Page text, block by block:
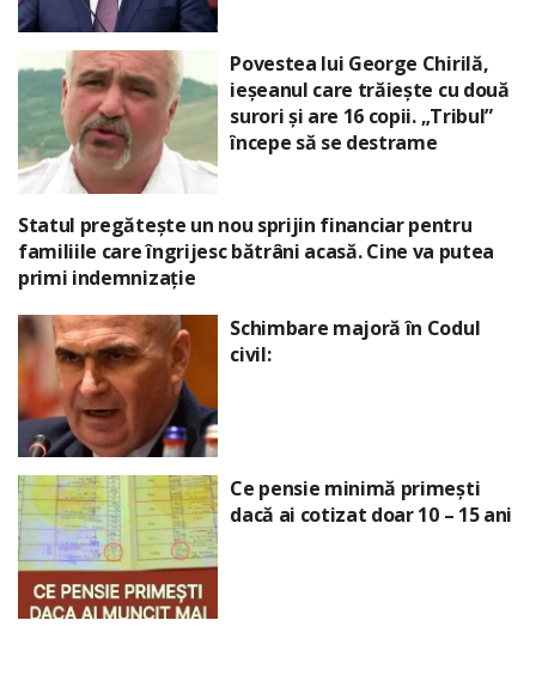
Povestea lui George Chirilă,
ieșeanul care trăiește cu două
surori și are 16 copii. „Tribul”
începe să se destrame
Statul pregătește un nou sprijin financiar pentru
familiile care îngrijesc bătrâni acasă. Cine va putea
primi indemnizație
Schimbare majoră în Codul
civil:
Ce pensie minimă primești
dacă ai cotizat doar 10 – 15 ani